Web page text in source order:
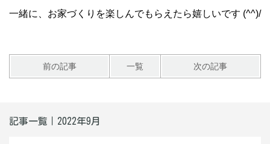
一緒に、お家づくりを楽しんでもらえたら嬉しいです (^^)/
前の記事 一覧 次の記事
記事一覧｜2022年9月